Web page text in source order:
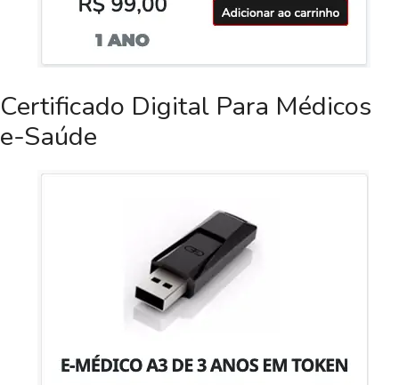
Certificado Digital Para Médicos
e-Saúde